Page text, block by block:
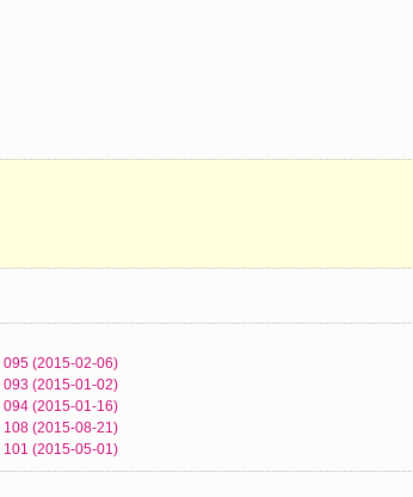
(2015-02-06)
(2015-01-02)
(2015-01-16)
(2015-08-21)
(2015-05-01)